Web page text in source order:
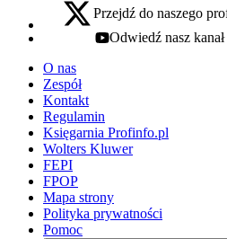
x - otwiera się w nowej karcie
Przejdź do naszego
youtube - otwiera się w nowej
Odwiedź nasz
O nas
Zespół
Kontakt
Regulamin
Księgarnia Profinfo.pl
Wolters Kluwer
FEPI
FPOP
Mapa strony
Polityka prywatności
Pomoc